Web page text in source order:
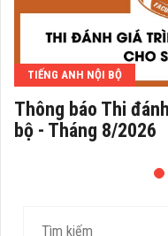
TIẾNG ANH NỘI BỘ
Thông báo Thi
bộ - Tháng 8/2026